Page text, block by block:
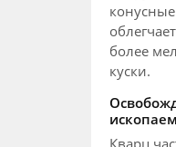
более
куски.
Кварц